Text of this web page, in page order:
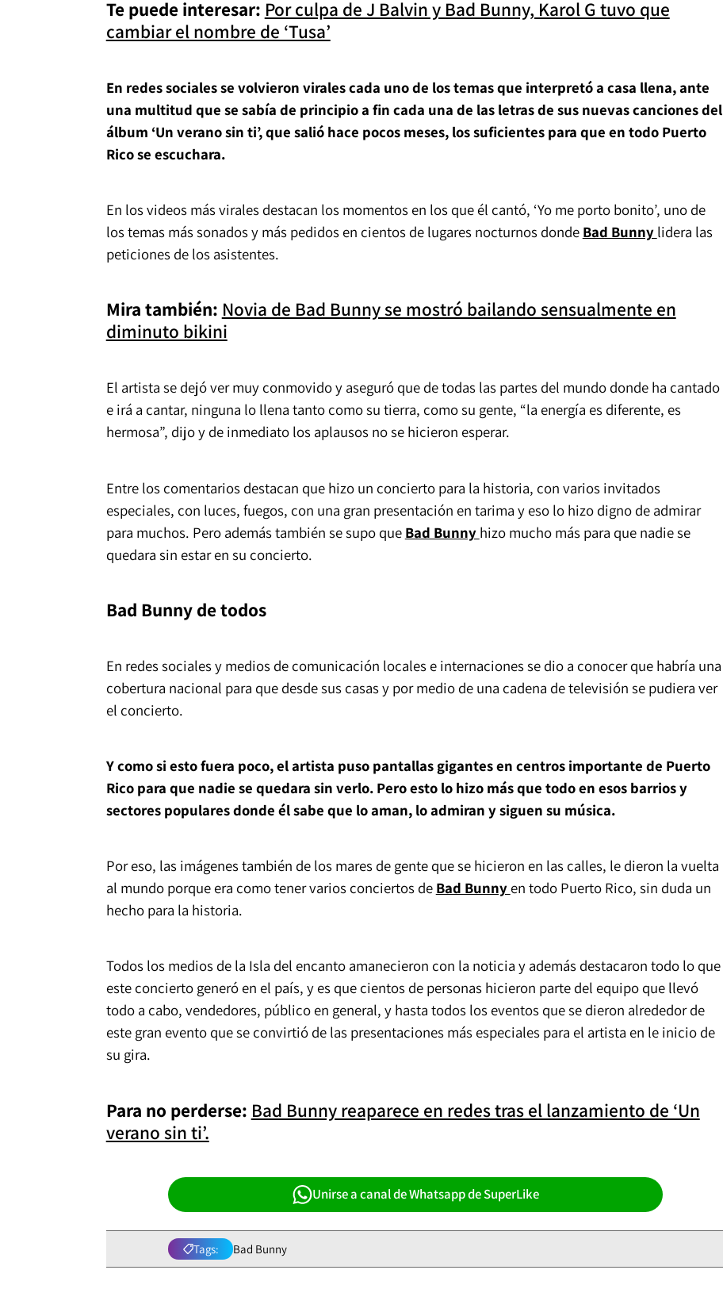
Te puede interesar: Por culpa de J Balvin y Bad Bunny, Karol G tuvo que
cambiar el nombre de ‘Tusa’
En redes sociales se volvieron virales cada uno de los temas que interpretó a casa llena, ante
una multitud que se sabía de principio a fin cada una de las letras de sus nuevas canciones del
álbum ‘Un verano sin ti’, que salió hace pocos meses, los suficientes para que en todo Puerto
Rico se escuchara.
En los videos más virales destacan los momentos en los que él cantó, ‘Yo me porto bonito’, uno de
los temas más sonados y más pedidos en cientos de lugares nocturnos donde Bad Bunny lidera las
peticiones de los asistentes.
Mira también: Novia de Bad Bunny se mostró bailando sensualmente en
diminuto bikini
El artista se dejó ver muy conmovido y aseguró que de todas las partes del mundo donde ha cantado
e irá a cantar, ninguna lo llena tanto como su tierra, como su gente, “la energía es diferente, es
hermosa”, dijo y de inmediato los aplausos no se hicieron esperar.
Entre los comentarios destacan que hizo un concierto para la historia, con varios invitados
especiales, con luces, fuegos, con una gran presentación en tarima y eso lo hizo digno de admirar
para muchos. Pero además también se supo que Bad Bunny hizo mucho más para que nadie se
quedara sin estar en su concierto.
Bad Bunny de todos
En redes sociales y medios de comunicación locales e internaciones se dio a conocer que habría una
cobertura nacional para que desde sus casas y por medio de una cadena de televisión se pudiera ver
el concierto.
Y como si esto fuera poco, el artista puso pantallas gigantes en centros importante de Puerto
Rico para que nadie se quedara sin verlo. Pero esto lo hizo más que todo en esos barrios y
sectores populares donde él sabe que lo aman, lo admiran y siguen su música.
Por eso, las imágenes también de los mares de gente que se hicieron en las calles, le dieron la vuelta
al mundo porque era como tener varios conciertos de Bad Bunny en todo Puerto Rico, sin duda un
hecho para la historia.
Todos los medios de la Isla del encanto amanecieron con la noticia y además destacaron todo lo que
este concierto generó en el país, y es que cientos de personas hicieron parte del equipo que llevó
todo a cabo, vendedores, público en general, y hasta todos los eventos que se dieron alrededor de
este gran evento que se convirtió de las presentaciones más especiales para el artista en le inicio de
su gira.
Para no perderse: Bad Bunny reaparece en redes tras el lanzamiento de ‘Un
verano sin ti’.
Unirse a canal de Whatsapp de SuperLike
Tags: Bad Bunny